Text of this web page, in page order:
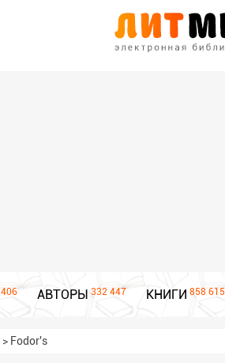
406 АВТОРЫ 332 447 КНИГИ 858 615
> Fodor's